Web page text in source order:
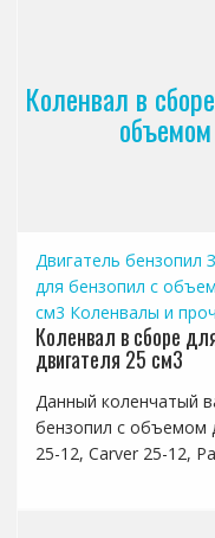
Коленвал в
Двигатель бензопил
для бензопил с
см3 Коленвалы и
Коленвал в сборе
двигателя 25 см3
Данный коленчатый
бензопил с объемом
25-12, Carver 25-12,